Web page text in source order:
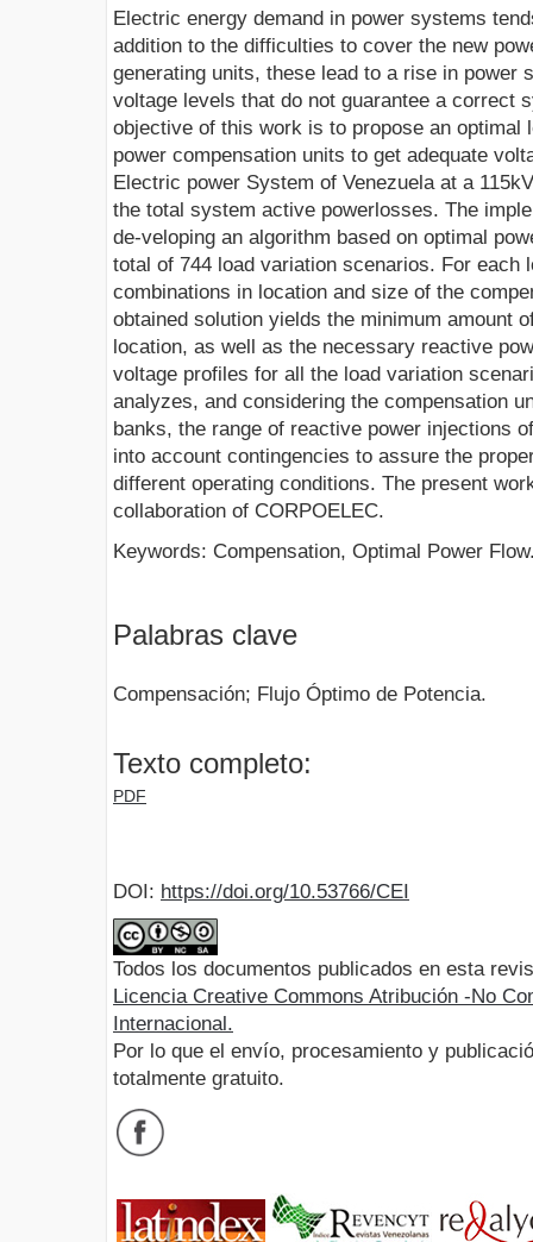
Electric energy demand in power systems
addition to the difficulties to cover the new
generating units, these lead to a rise in power
voltage levels that do not guarantee a correct
objective of this work is to propose an optimal
power compensation units to get adequate
Electric power System of Venezuela at a
the total system active powerlosses. The
de-veloping an algorithm based on optimal
total of 744 load variation scenarios. For each
combinations in location and size of the
obtained solution yields the minimum amount
location, as well as the necessary reactive
voltage profiles for all the load variation
analyzes, and considering the compensation
banks, the range of reactive power injections
into account contingencies to assure the
different operating conditions. The present
collaboration of CORPOELEC.
Keywords: Compensation, Optimal Power
Palabras clave
Compensación; Flujo Óptimo de Potencia.
Texto completo:
PDF
DOI: https://doi.org/10.53766/CEI
Todos los documentos publicados en esta
Licencia Creative Commons Atribución -No
Internacional.
Por lo que el envío, procesamiento y
totalmente gratuito.